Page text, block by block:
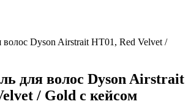
Dyson Airstrait HT01, Red Velvet /
для волос Dyson Airstrait
/ Gold с кейсом